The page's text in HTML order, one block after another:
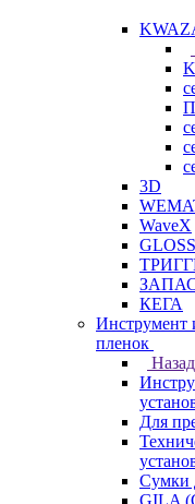
3D
WaveX
КЕГА
Инструмент
пленок
Назад
Для
Сумки
GILA